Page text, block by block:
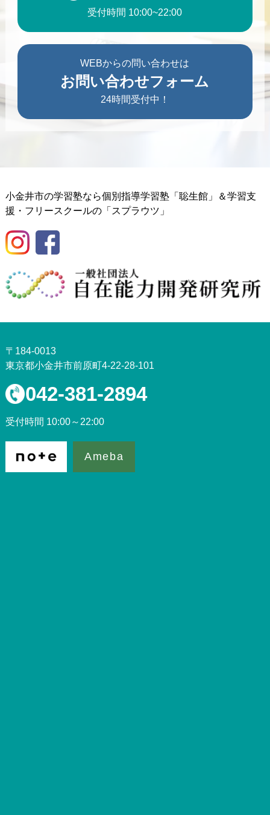
受付時間 10:00~22:00
WEBからの問い合わせは
お問い合わせフォーム
24時間受付中！
小金井市の学習塾なら個別指導学習塾「聡生館」＆学習支
援・フリースクールの「スプラウツ」
〒184-0013
東京都小金井市前原町4-22-28-101
042-381-2894
受付時間 10:00～22:00
Ameba